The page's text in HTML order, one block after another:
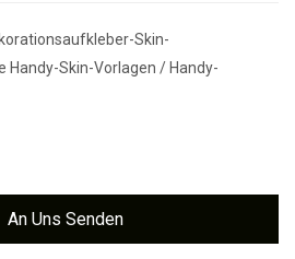
Skin-
Handy-Skin-Vorlagen / Handy-
An Uns Senden